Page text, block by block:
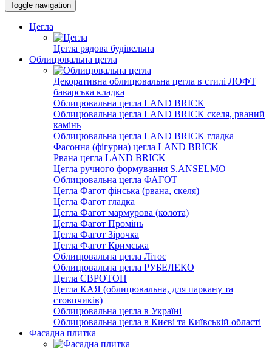
Toggle navigation
Цегла
Цегла рядова будівельна
Облицювальна цегла
Декоративна облицювальна цегла в стилі ЛОФТ
баварська кладка
Облицювальна цегла LAND BRICK
Облицювальна цегла LAND BRICK скеля, рваний
камінь
Облицювальна цегла LAND BRICK гладка
Фасонна (фігурна) цегла LAND BRICK
Рвана цегла LAND BRICK
Цегла ручного формування S.ANSELMO
Облицювальна цегла ФАГОТ
Цегла Фагот фінська (рвана, скеля)
Цегла Фагот гладка
Цегла Фагот мармурова (колота)
Цегла Фагот Промінь
Цегла Фагот Зірочка
Цегла Фагот Кримська
Облицювальна цегла Літос
Облицювальна цегла РУБЕЛЕКО
Цегла ЄВРОТОН
Цегла КАЯ (облицювальна, для паркану та
стовпчиків)
Облицювальна цегла в Україні
Облицювальна цегла в Києві та Київській області
Фасадна плитка